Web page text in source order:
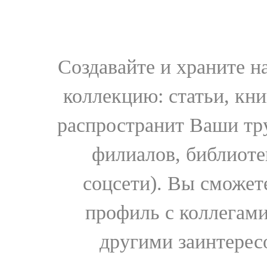
Создавайте и храните
коллекцию: статьи,
распространит Ваши
филиалов,
соцсети). Вы
профиль с
другими